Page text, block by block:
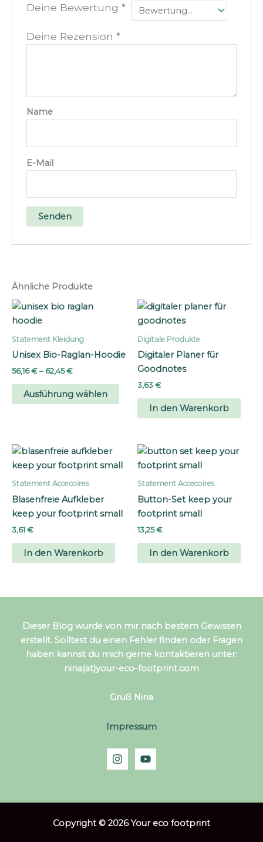
Deine Bewertung*
Deine Rezension*
Name
E-Mail
Ähnliche Produkte
Statement Kleidung
Unisex Bio-Raglan-Hoodie
56,16€– 62,45€Preisspanne:
bis
62,45 €
Ausführung wählen
Dieses
Produkt
Varianten
Die
Optionen
können
auf
Produktseite
gewählt
Digitale Produkte
Digitaler Planer für
Goodnotes
3,63€
In den Warenkorb
Statement Accecoires
Blasenfreie Aufkleber
keep your footprint small
3,61€
In den Warenkorb
Statement Accecoires
Button-Set keep your
footprint small
13,25€
In den Warenkorb
Dieser Blog wurde von mir nach bestem Gewissen
erstellt. Solltest du einen Fehler finden oder Fragen
haben kannst du mich gerne kontaktieren unter:
nina(at)your-eco-footprint.com
Gruß Nina
Impressum
Copyright © 2026 Your eco footprint